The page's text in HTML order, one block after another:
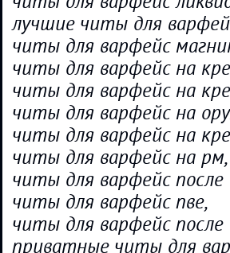
лучшие читы для
читы для варфейс
читы для варфейс на
читы для варфейс на
читы для варфейс на
читы для варфейс на
читы для варфейс на рм,
читы для варфейс после
читы для варфейс пве,
читы для варфейс после
приватные читы для